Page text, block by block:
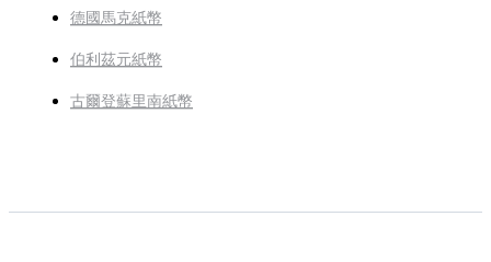
德國馬克紙幣
伯利茲元紙幣
古爾登蘇里南紙幣